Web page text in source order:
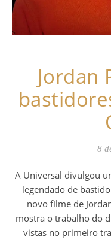
Jordan
8
A Universal divulgou uma coleção de pôsteres e um vídeo
legendado de
novo filme de
mostra o trabalho do
vistas no primeiro